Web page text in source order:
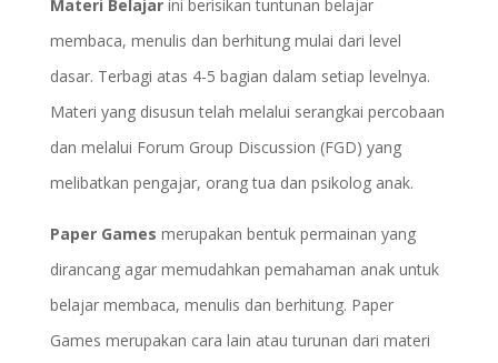
Materi Belajarini berisikan tuntunan belajar
membaca, menulis dan berhitung mulai dari level
dasar. Terbagi atas 4-5 bagian dalam setiap levelnya.
Materi yang disusun telah melalui serangkai percobaan
dan melalui Forum Group Discussion (FGD) yang
melibatkan pengajar, orang tua dan psikolog anak.
Paper Games merupakan bentuk permainan yang
dirancang agar memudahkan pemahaman anak untuk
belajar membaca, menulis dan berhitung. Paper
Games merupakan cara lain atau turunan dari materi